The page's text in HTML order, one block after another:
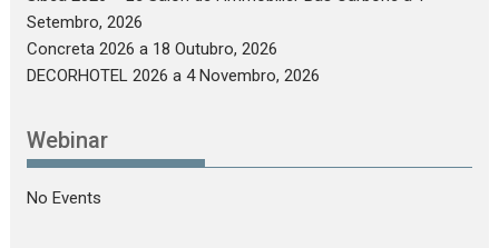
Setembro, 2026
Concreta 2026 a 18 Outubro, 2026
DECORHOTEL 2026 a 4 Novembro, 2026
Webinar
No Events